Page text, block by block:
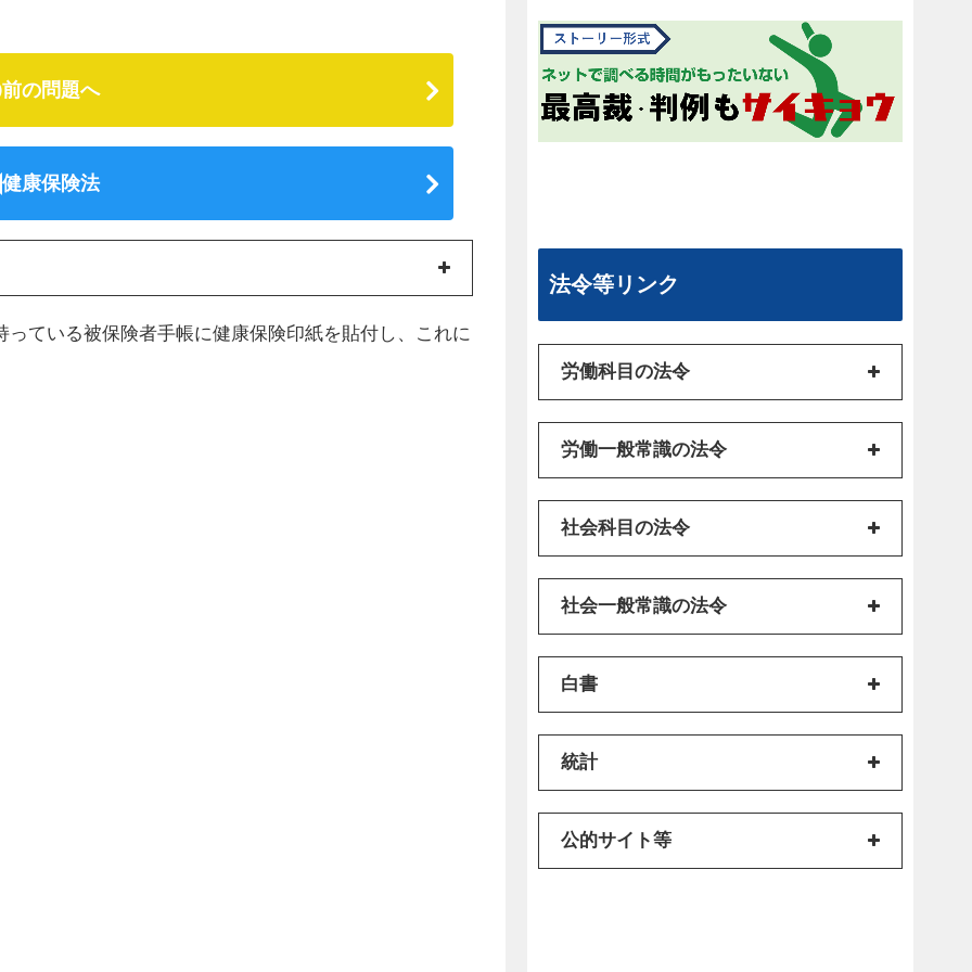
前の問題へ
健康保険法
ている被保険者手帳に健康保険印紙を貼付し、これに
法令等リンク
労働科目の法令
労働一般常識の法令
社会科目の法令
社会一般常識の法令
白書
統計
公的サイト等